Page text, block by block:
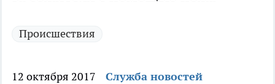
Происшествия
12 октября 2017 Служба новостей